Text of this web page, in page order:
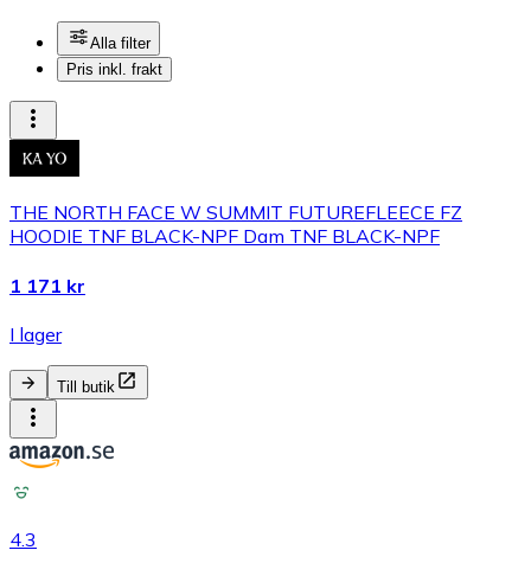
Alla filter
Pris inkl. frakt
THE NORTH FACE W SUMMIT FUTUREFLEECE FZ
HOODIE TNF BLACK-NPF Dam TNF BLACK-NPF
1 171 kr
I lager
Till butik
4.3